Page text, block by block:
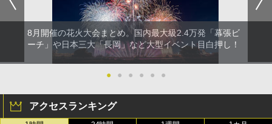
8月開催の花火大会まとめ。国内最大級2.4万発「幕張ビ
ーチ」や日本三大「長岡」など大型イベント目白押し！
● ● ● ● ● ●
アクセスランキング